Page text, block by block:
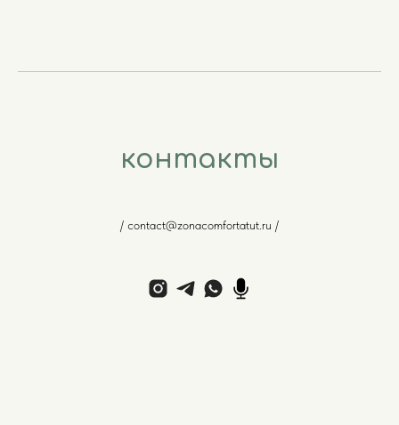
контакты
/ contact@zonacomfortatut.ru /